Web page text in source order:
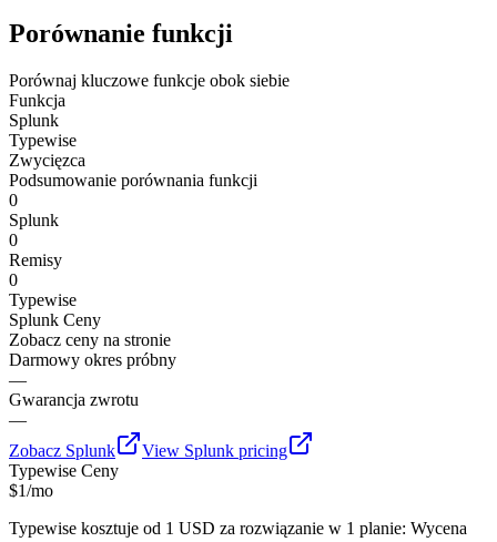
Porównanie funkcji
Porównaj kluczowe funkcje obok siebie
Funkcja
Splunk
Typewise
Zwycięzca
Podsumowanie porównania funkcji
0
Splunk
0
Remisy
0
Typewise
Splunk Ceny
Zobacz ceny na stronie
Darmowy okres próbny
—
Gwarancja zwrotu
—
Zobacz Splunk View Splunk pricing
Typewise Ceny
$1/mo
Typewise kosztuje od 1 USD za rozwiązanie w 1 planie: Wycena